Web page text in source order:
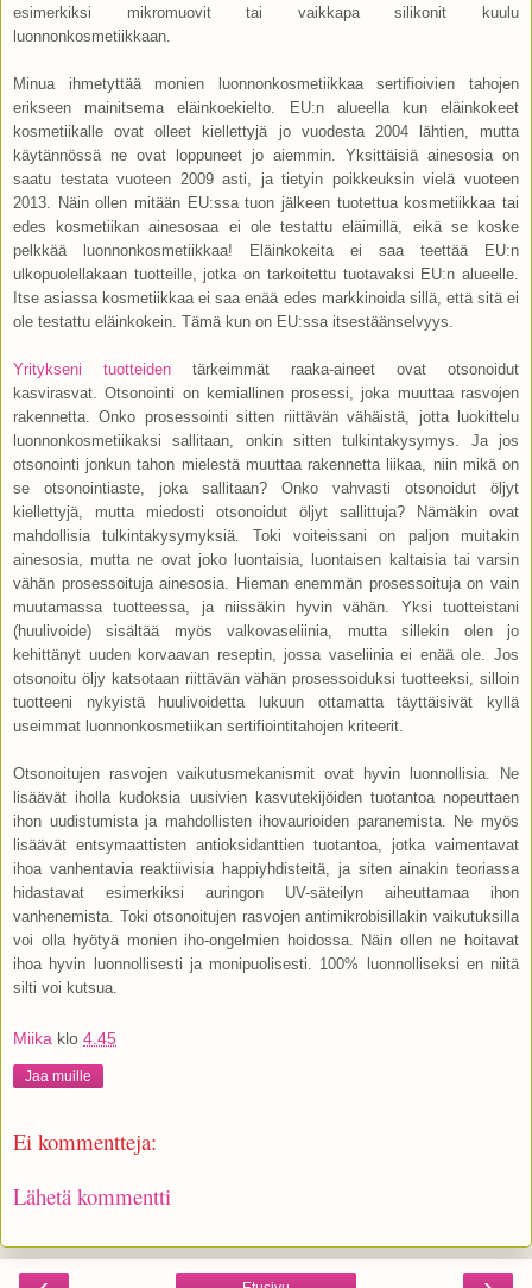
esimerkiksi mikromuovit tai vaikkapa silikonit kuulu
luonnonkosmetiikkaan.
Minua ihmetyttää monien luonnonkosmetiikkaa sertifioivien tahojen
erikseen mainitsema eläinkoekielto. EU:n alueella kun eläinkokeet
kosmetiikalle ovat olleet kiellettyjä jo vuodesta 2004 lähtien, mutta
käytännössä ne ovat loppuneet jo aiemmin. Yksittäisiä ainesosia on
saatu testata vuoteen 2009 asti, ja tietyin poikkeuksin vielä vuoteen
2013. Näin ollen mitään EU:ssa tuon jälkeen tuotettua kosmetiikkaa tai
edes kosmetiikan ainesosaa ei ole testattu eläimillä, eikä se koske
pelkkää luonnonkosmetiikkaa! Eläinkokeita ei saa teettää EU:n
ulkopuolellakaan tuotteille, jotka on tarkoitettu tuotavaksi EU:n alueelle.
Itse asiassa kosmetiikkaa ei saa enää edes markkinoida sillä, että sitä ei
ole testattu eläinkokein. Tämä kun on EU:ssa itsestäänselvyys.
Yritykseni tuotteiden tärkeimmät raaka-aineet ovat otsonoidut
kasvirasvat. Otsonointi on kemiallinen prosessi, joka muuttaa rasvojen
rakennetta. Onko prosessointi sitten riittävän vähäistä, jotta luokittelu
luonnonkosmetiikaksi sallitaan, onkin sitten tulkintakysymys. Ja jos
otsonointi jonkun tahon mielestä muuttaa rakennetta liikaa, niin mikä on
se otsonointiaste, joka sallitaan? Onko vahvasti otsonoidut öljyt
kiellettyjä, mutta miedosti otsonoidut öljyt sallittuja? Nämäkin ovat
mahdollisia tulkintakysymyksiä. Toki voiteissani on paljon muitakin
ainesosia, mutta ne ovat joko luontaisia, luontaisen kaltaisia tai varsin
vähän prosessoituja ainesosia. Hieman enemmän prosessoituja on vain
muutamassa tuotteessa, ja niissäkin hyvin vähän. Yksi tuotteistani
(huulivoide) sisältää myös valkovaseliinia, mutta sillekin olen jo
kehittänyt uuden korvaavan reseptin, jossa vaseliinia ei enää ole. Jos
otsonoitu öljy katsotaan riittävän vähän prosessoiduksi tuotteeksi, silloin
tuotteeni nykyistä huulivoidetta lukuun ottamatta täyttäisivät kyllä
useimmat luonnonkosmetiikan sertifiointitahojen kriteerit.
Otsonoitujen rasvojen vaikutusmekanismit ovat hyvin luonnollisia. Ne
lisäävät iholla kudoksia uusivien kasvutekijöiden tuotantoa nopeuttaen
ihon uudistumista ja mahdollisten ihovaurioiden paranemista. Ne myös
lisäävät entsymaattisten antioksidanttien tuotantoa, jotka vaimentavat
ihoa vanhentavia reaktiivisia happiyhdisteitä, ja siten ainakin teoriassa
hidastavat esimerkiksi auringon UV-säteilyn aiheuttamaa ihon
vanhenemista. Toki otsonoitujen rasvojen antimikrobisillakin vaikutuksilla
voi olla hyötyä monien iho-ongelmien hoidossa. Näin ollen ne hoitavat
ihoa hyvin luonnollisesti ja monipuolisesti. 100% luonnolliseksi en niitä
silti voi kutsua.
Miika klo 4.45
Jaa muille
Ei kommentteja:
Lähetä kommentti